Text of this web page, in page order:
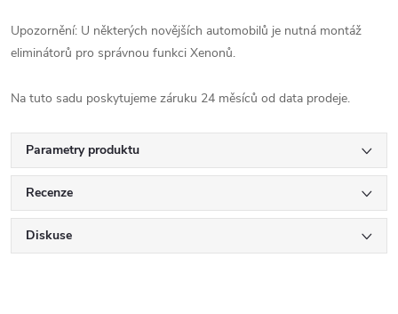
Upozornění: U některých novějších automobilů je nutná montáž
eliminátorů pro správnou funkci Xenonů.
Na tuto sadu poskytujeme záruku 24 měsíců od data prodeje.
Parametry produktu
Recenze
Diskuse